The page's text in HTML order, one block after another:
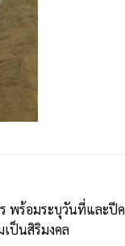
พร้อมระบุวันที่และปี
ป็นสิริมงคล